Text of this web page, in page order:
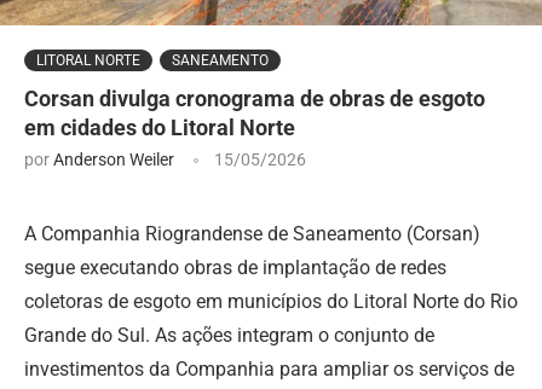
LITORAL NORTE SANEAMENTO
Corsan divulga cronograma de obras de esgoto
em cidades do Litoral Norte
porAnderson Weiler 15/05/2026
A Companhia Riograndense de Saneamento (Corsan)
segue executando obras de implantação de redes
coletoras de esgoto em municípios do Litoral Norte do Rio
Grande do Sul. As ações integram o conjunto de
investimentos da Companhia para ampliar os serviços de